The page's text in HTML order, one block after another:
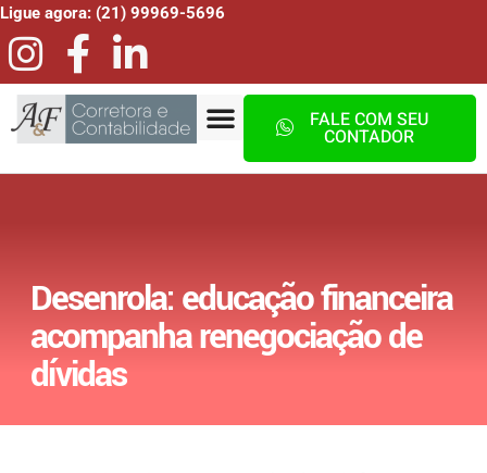
Ligue agora: (21) 99969-5696
FALE COM SEU
CONTADOR
Desenrola: educação financeira
acompanha renegociação de
dívidas